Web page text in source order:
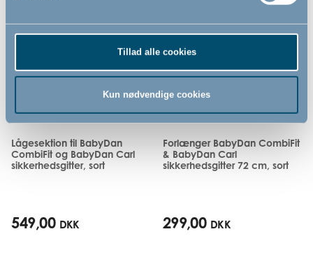
Tillad alle cookies
Kun nødvendige cookies
Ny vare i
Lågesektion til BabyDan
CombiFit og BabyDan Carl
sikkerhedsgitter, sort
549,00 DKK
Forlænger BabyDan CombiFit
& BabyDan Carl
sikkerhedsgitter 72 cm, sort
299,00 DKK